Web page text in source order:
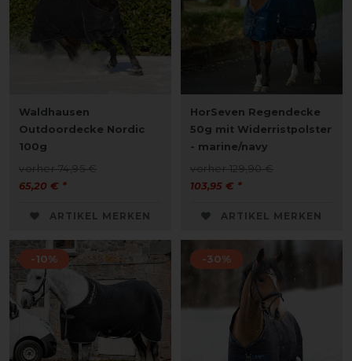
Waldhausen
Outdoordecke Nordic
100g
vorher 74,95 €
65,20 € *
ARTIKEL MERKEN
HorSeven Regendecke
50g mit Widerristpolster
- marine/navy
vorher 129,90 €
103,95 € *
ARTIKEL MERKEN
-10% -30%